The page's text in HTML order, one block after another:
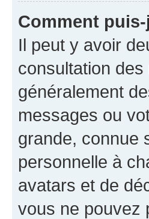
Comment
Il peut y avoir
consultation
généralement
messages ou
grande, connue
personnelle à
avatars et de
vous ne pouvez